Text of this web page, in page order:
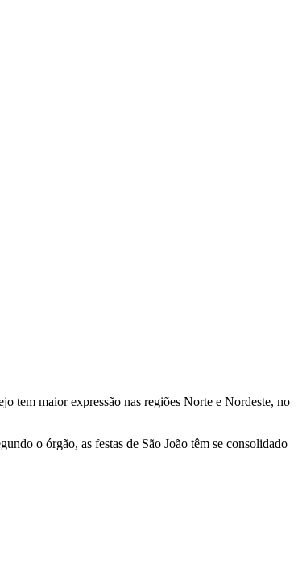
tem maior expressão nas regiões Norte e Nordeste, no
o órgão, as festas de São João têm se consolidado